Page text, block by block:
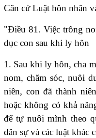
Căn cứ Luật hôn nhân
"Điều 81. Việc trông
dục con sau khi ly hôn
1. Sau khi ly hôn, cha
nom, chăm sóc, nuôi
niên, con đã thành
hoặc không có khả
để tự nuôi mình theo
dân sự và các luật khác